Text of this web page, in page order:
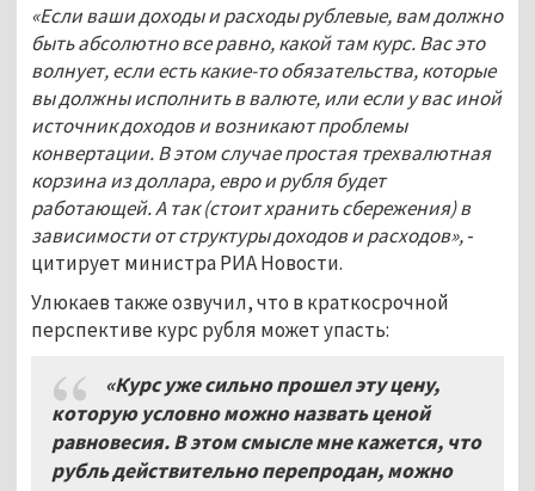
«Если ваши доходы и расходы рублевые, вам должно
быть абсолютно все равно, какой там курс. Вас это
волнует, если есть какие-то обязательства, которые
вы должны исполнить в валюте, или если у вас иной
источник доходов и возникают проблемы
конвертации. В этом случае простая трехвалютная
корзина из доллара, евро и рубля будет
работающей. А так (стоит хранить сбережения) в
зависимости от структуры доходов и расходов»,-
цитирует министра РИА Новости.
Улюкаев также озвучил, что в краткосрочной
перспективе курс рубля может упасть:
«Курс уже сильно прошел эту цену,
которую условно можно назвать ценой
равновесия. В этом смысле мне кажется, что
рубль действительно перепродан, можно